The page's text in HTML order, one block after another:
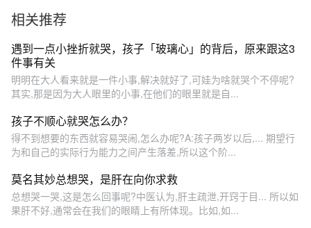
相关推荐
遇到一点小挫折就哭，孩子「玻璃心」的背后，原来跟这3
件事有关
明明在大人看来就是一件小事,解决就好了,可娃为啥就哭个不停呢?
其实,那是因为大人眼里的小事,在他们的眼里就是自...
孩子不顺心就哭怎么办？
得不到想要的东西就容易哭闹,怎么办呢?A:孩子两岁以后,... 期望行
为和自己的实际行为能力之间产生落差,所以这个阶...
莫名其妙总想哭，是肝在向你求救
总想哭一哭,这是怎么回事呢?中医认为,肝主疏泄,开窍于目... 所以如
果肝不好,通常会在我们的眼睛上有所体现。比如,如...